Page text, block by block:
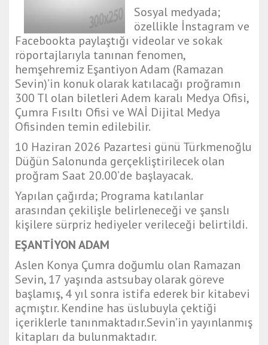
Sosyal medyada;
özellikle İnstagram ve
Facebookta paylaştığı videolar ve sokak
röportajlarıyla tanınan fenomen,
hemşehremiz Eşantiyon Adam (Ramazan
Sevin)’in konuk olarak katılacağı proğramın
300 Tl olan biletleri Adem karalı Medya Ofisi,
Çumra Fısıltı Ofisi ve WAİ Dijital Medya
Ofisinden temin edilebilir.
10 Haziran 2026 Pazartesi günü Türkmenoğlu
Düğün Salonunda gerçekliştirilecek olan
proğram Saat 20.00’de başlayacak.
Yapılan çağırda; Programa katılanlar
arasından çekilişle belirleneceği ve şanslı
kişilere sürpriz hediyeler verileceği belirtildi.
EŞANTİYON ADAM
Aslen Konya Çumra doğumlu olan Ramazan
Sevin, 17 yaşında astsubay olarak göreve
başlamış, 4 yıl sonra istifa ederek bir kitabevi
açmıştır. Kendine has üslubuyla çektiği
içeriklerle tanınmaktadır.Sevin’in yayınlanmış
kitapları da bulunmaktadır.